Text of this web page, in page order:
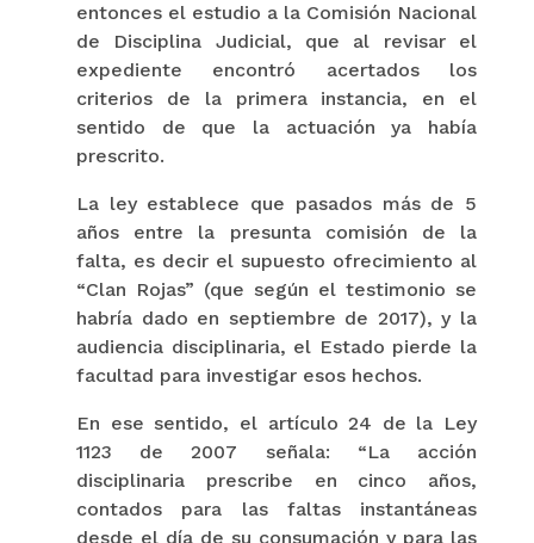
entonces el estudio a la Comisión Nacional
de Disciplina Judicial, que al revisar el
expediente encontró acertados los
criterios de la primera instancia, en el
sentido de que la actuación ya había
prescrito.
La ley establece que pasados más de 5
años entre la presunta comisión de la
falta, es decir el supuesto ofrecimiento al
“Clan Rojas” (que según el testimonio se
habría dado en septiembre de 2017), y la
audiencia disciplinaria, el Estado pierde la
facultad para investigar esos hechos.
En ese sentido, el artículo 24 de la Ley
1123 de 2007 señala: “La acción
disciplinaria prescribe en cinco años,
contados para las faltas instantáneas
desde el día de su consumación y para las